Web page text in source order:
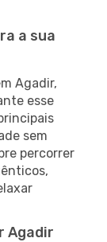
a sua
Agadir,
esse
sem
percorrer
Agadir